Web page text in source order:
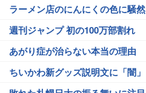
ラーメン店のにんにくの色に騒然
週刊ジャンプ 初の100万部割れ
あがり症が治らない本当の理由
ちいかわ新グッズ説明文に「闇」